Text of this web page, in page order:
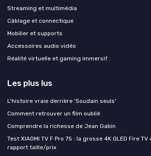
Streaming et multimédia
Câblage et connectique
Mobilier et supports
Accessoires audio vidéo
Réalité virtuelle et gaming immersif
Les plus lus
L'histoire vraie derrière 'Soudain seuls'
Comment retrouver un film oublié
Comprendre la richesse de Jean Gabin
Test XIAOMI TV F Pro 75 : la grosse 4K QLED Fire
rapport taille/prix